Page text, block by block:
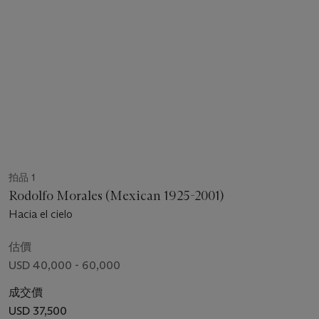
拍品 1
Rodolfo Morales (Mexican 1925-2001)
Hacia el cielo
估價
USD 40,000 - 60,000
成交價
USD 37,500